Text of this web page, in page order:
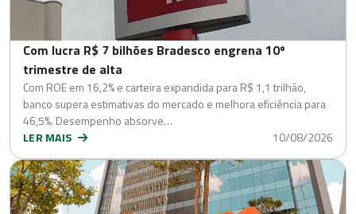
Com lucra R$ 7 bilhões Bradesco engrena 10º
trimestre de alta
Com ROE em 16,2% e carteira expandida para R$ 1,1 trilhão,
banco supera estimativas do mercado e melhora eficiência para
46,5%. Desempenho absorve…
LER MAIS
10/08/2026